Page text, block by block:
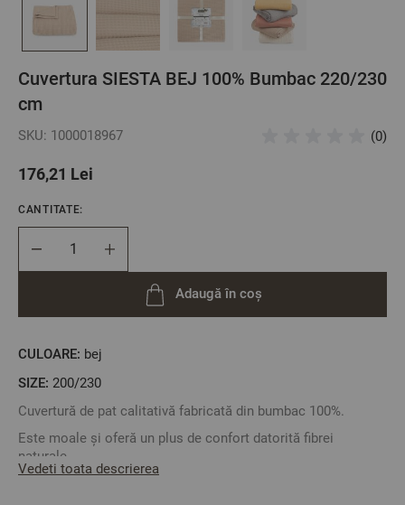
Cuvertura SIESTA BEJ 100% Bumbac 220/230
cm
SKU: 1000018967 (0)
176,21 Lei
CULOARE: bej
SIZE: 200/230
Cuvertură de pat calitativă fabricată din bumbac 100%.
Este moale și oferă un plus de confort datorită fibrei
naturale.
Vedeti toata descrierea
CANTITATE:
Adaugă în coș